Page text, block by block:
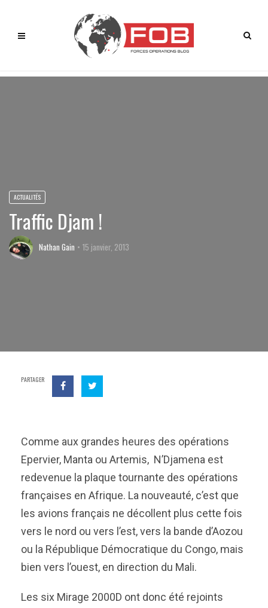
ACTUALITÉS
Traffic Djam !
Nathan Gain 15 janvier, 2013
PARTAGER
Comme aux grandes heures des opérations
Epervier, Manta ou Artemis, N’Djamena est
redevenue la plaque tournante des opérations
françaises en Afrique. La nouveauté, c’est que
les avions français ne décollent plus cette fois
vers le nord ou vers l’est, vers la bande d’Aozou
ou la République Démocratique du Congo, mais
bien vers l’ouest, en direction du Mali.
Les six Mirage 2000D ont donc été rejoints